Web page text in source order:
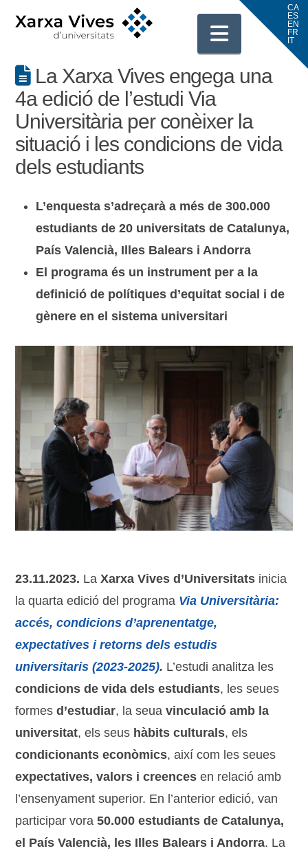
La Xarxa Vives engega una
4a edició de l’estudi Via
Universitària per conèixer la
situació i les condicions de vida
dels estudiants
L’enquesta s’adreçarà a més de 300.000
estudiants de 20 universitats de Catalunya,
País Valencià, Illes Balears i Andorra
El programa és un instrument per a la
definició de polítiques d’equitat social i de
gènere en el sistema universitari
23.11.2023. LaXarxa Vives d’Universitats inicia
la quarta edició del programa Via Universitària:
accés, condicions d’aprenentatge,
expectatives i retorns dels estudis
universitaris (2023-2025). L’estudi analitza les
condicions de vida dels estudiants, les seues
formesd’estudiar, la seuavinculació amb la
universitat, els seus hàbits culturals, els
condicionants econòmics, així com les seues
expectatives, valors i creences en relació amb
l’ensenyament superior. En l’anterior edició, van
participar vora50.000 estudiants de Catalunya,
el País Valencià, les Illes Balears i Andorra. La